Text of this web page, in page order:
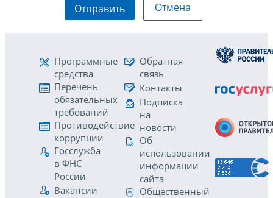
Отправить Отмена
Программные
средства
Перечень
обязательных
требований
Противодействие
коррупции
Госслужба
в ФНС
России
Вакансии
Обратная
связь
Контакты
Подписка
на
новости
Об
использовании
информации
сайта
Общественный